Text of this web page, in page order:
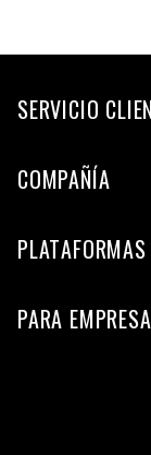
SERVICIO
COMPAÑÍA
PLATAFORMAS
PARA